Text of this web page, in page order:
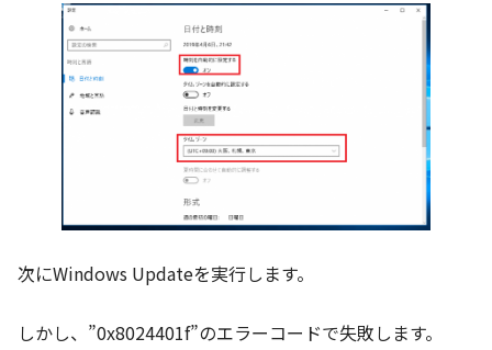
次にWindows Updateを実行します。
しかし、”0x8024401f”のエラーコードで失敗します。